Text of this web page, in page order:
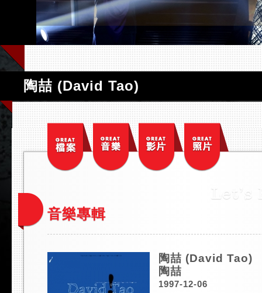
陶喆 (David Tao)
音樂專輯
陶喆 (David Tao)
陶喆
1997-12-06